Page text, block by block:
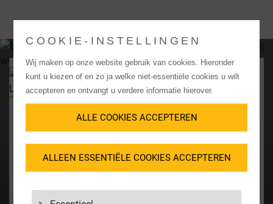
UW
Vice President Corporate
Legal
Bernd Widmann
bernd_widmann@lgi.de
CONTACT OPNEMEN
COOKIE-INSTELLINGEN
Wij maken op onze website gebruik van cookies. Hieronder
kunt u kiezen of en zo ja welke niet-essentiële cookies u wilt
accepteren en ontvangt u verdere informatie hierover.
ALLE COOKIES ACCEPTEREN
ALLEEN ESSENTIËLE COOKIES ACCEPTEREN